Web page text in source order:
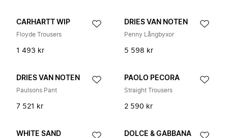
CARHARTT WIP
Floyde Trousers
1 493 kr
DRIES VAN NOTEN
Penny Långbyxor
5 598 kr
DRIES VAN NOTEN
Paulsons Pant
7 521 kr
PAOLO PECORA
Straight Trousers
2 590 kr
WHITE SAND DOLCE & GABBANA